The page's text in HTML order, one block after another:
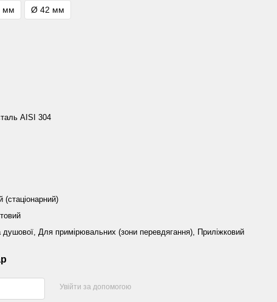
мм Ø 42 мм
AISI 304
(стаціонарний)
душової, Для примірювальних (зони перевдягання), Приліжковий
Увійти за допомогою